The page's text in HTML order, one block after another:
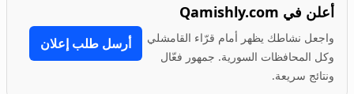
أعلن في Qamishly.com
واجعل نشاطك يظهر أمام قرّاء القامشلي
وكل المحافظات السورية. جمهور فعّال
ونتائج سريعة.
أرسل طلب إعلان